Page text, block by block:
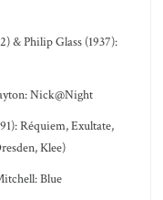
& Philip Glass (1937):
Nick@Night
Réquiem, Exultate,
Klee)
Blue